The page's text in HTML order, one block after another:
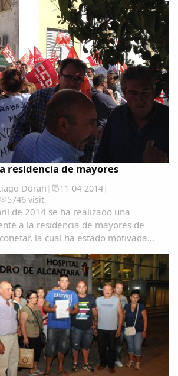
residencia de mayores
Duran | 11-04-2014|
5746 visit
de 2014 se ha realizado una
a la residencia de mayores de
la cual ha estado motivada
improcedente, de...